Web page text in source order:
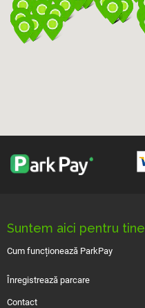
Suntem aici pentru tine
Cum funcționează ParkPay
Înregistrează parcare
Contact